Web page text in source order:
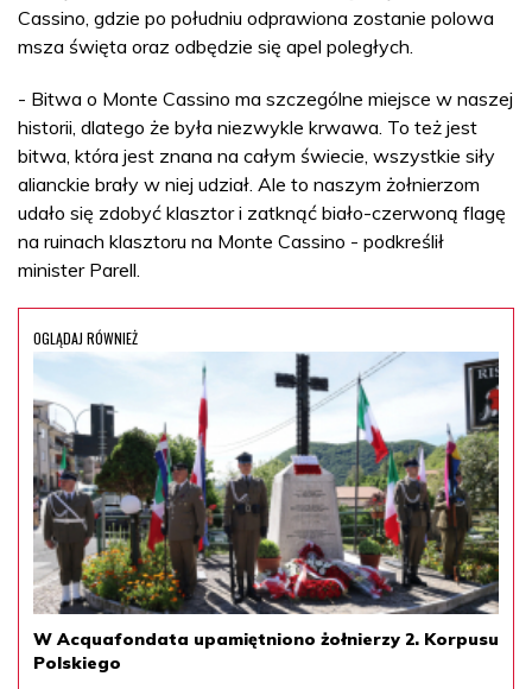
Cassino, gdzie po południu odprawiona zostanie polowa
msza święta oraz odbędzie się apel poległych.
- Bitwa o Monte Cassino ma szczególne miejsce w naszej
historii, dlatego że była niezwykle krwawa. To też jest
bitwa, która jest znana na całym świecie, wszystkie siły
alianckie brały w niej udział. Ale to naszym żołnierzom
udało się zdobyć klasztor i zatknąć biało-czerwoną flagę
na ruinach klasztoru na Monte Cassino - podkreślił
minister Parell.
OGLĄDAJ RÓWNIEŻ
W Acquafondata upamiętniono żołnierzy 2. Korpusu
Polskiego